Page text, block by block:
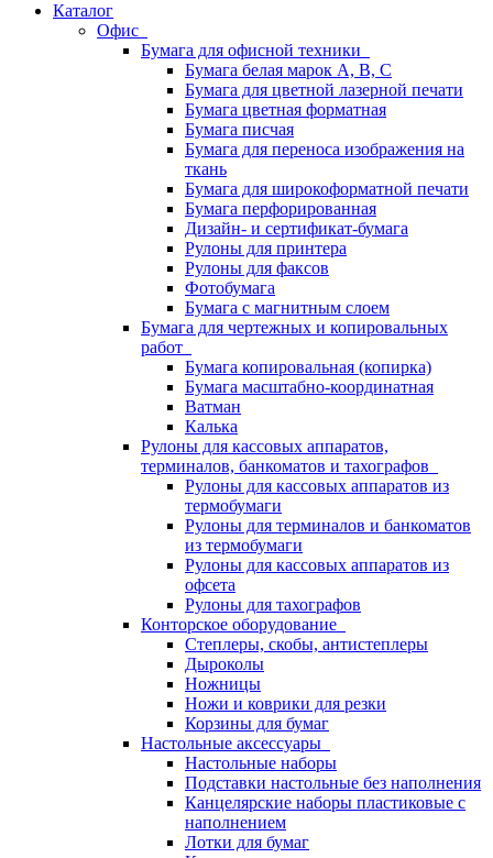
Каталог
Офис
Бумага для офисной техники
Бумага белая марок А, В, С
Бумага для цветной лазерной печати
Бумага цветная форматная
Бумага писчая
Бумага для переноса изображения на
ткань
Бумага для широкоформатной печати
Бумага перфорированная
Дизайн- и сертификат-бумага
Рулоны для принтера
Рулоны для факсов
Фотобумага
Бумага с магнитным слоем
Бумага для чертежных и копировальных
работ
Бумага копировальная (копирка)
Бумага масштабно-координатная
Ватман
Калька
Рулоны для кассовых аппаратов,
терминалов, банкоматов и тахографов
Рулоны для кассовых аппаратов из
термобумаги
Рулоны для терминалов и банкоматов
из термобумаги
Рулоны для кассовых аппаратов из
офсета
Рулоны для тахографов
Конторское оборудование
Степлеры, скобы, антистеплеры
Дыроколы
Ножницы
Ножи и коврики для резки
Корзины для бумаг
Настольные аксессуары
Настольные наборы
Подставки настольные без наполнения
Канцелярские наборы пластиковые с
наполнением
Лотки для бумаг